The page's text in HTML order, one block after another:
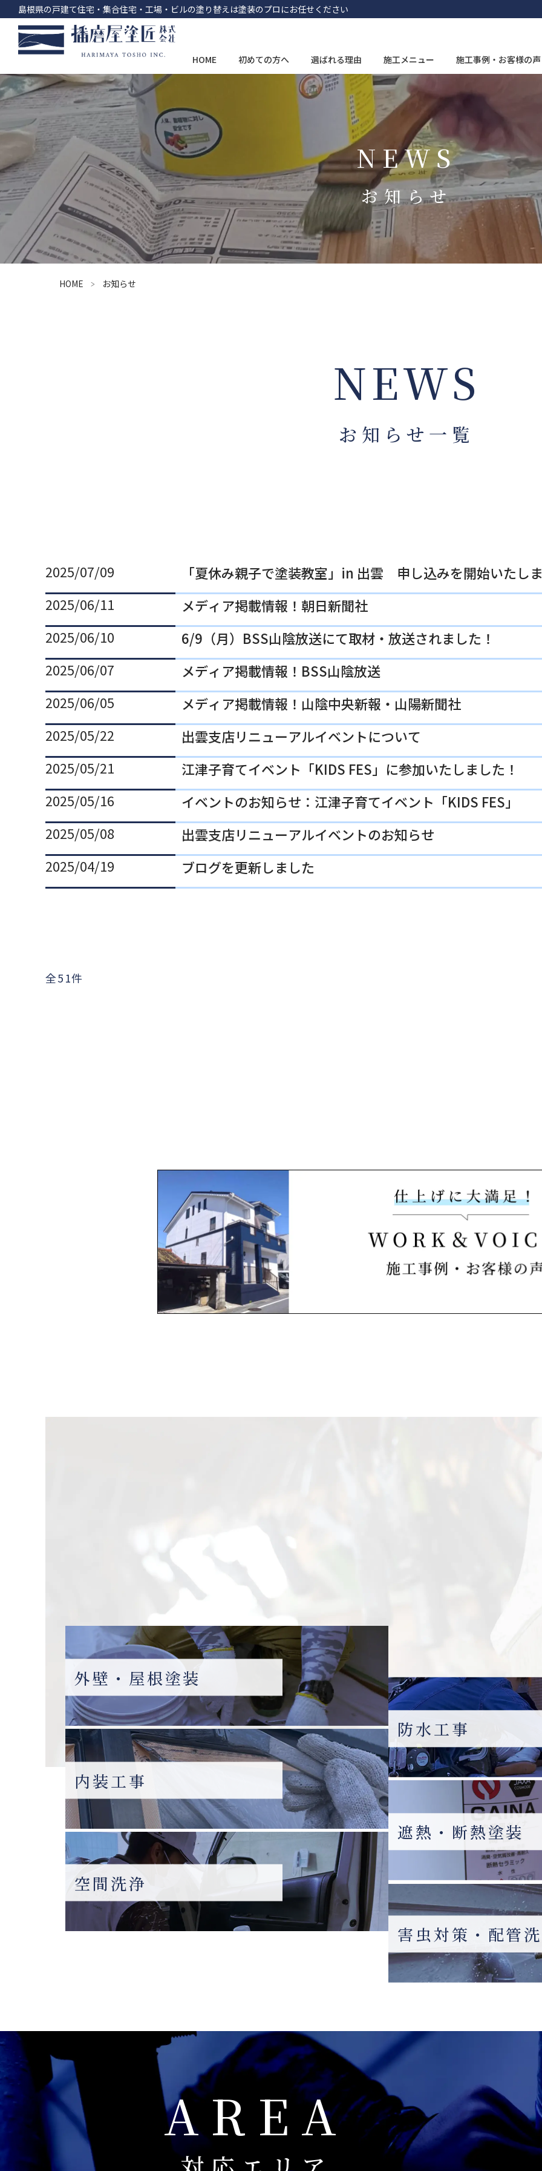
コ
ン
テ
ツ
ス
キ
ッ
プ
ナ
ビ
ゲ
シ
ン
に
移
動
島根県の戸建て住宅・集合住宅・工場・ビルの塗り替えは塗装のプロにお任せください
HOME 初めての方へ 選ばれる理由 施工メニュー 施工事例・お客様の声
NEWS
お知らせ
HOME お知らせ
NEWS
お知らせ一覧
2025/07/09
「夏休み親子で塗装教室」in 出雲 申し込みを開始いたし
2025/06/11
メディア掲載情報！朝日新聞社
2025/06/10
6/9（月）BSS山陰放送にて取材・放送されました！
2025/06/07
メディア掲載情報！BSS山陰放送
2025/06/05
メディア掲載情報！山陰中央新報・山陽新聞社
2025/05/22
出雲支店リニューアルイベントについて
2025/05/21
江津子育てイベント「KIDS FES」に参加いたしました！
2025/05/16
イベントのお知らせ：江津子育てイベント「KIDS FES」
2025/05/08
出雲支店リニューアルイベントのお知らせ
2025/04/19
ブログを更新しました
全51件
外壁・屋根塗装
防水工事
内装工事
遮熱・断熱塗装
空間洗浄
害虫対策・配管
AREA